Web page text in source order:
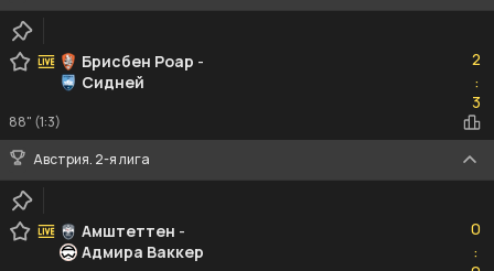
Брисбен Роар -
Сидней
2
:3
3
88" (1:3)
Австрия. 2-я лига
Амштеттен -
Адмира Ваккер
0
:0